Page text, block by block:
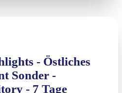
- Östliches
Sonder -
- 7 Tage